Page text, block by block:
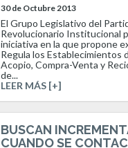
30 de Octubre 2013
El Grupo Legislativo del
Revolucionario Institucional
iniciativa en la que propone
Regula los Establecimientos
Acopio, Compra-Venta y
de...
LEER MÁS [+]
BUSCAN
CUANDO SE